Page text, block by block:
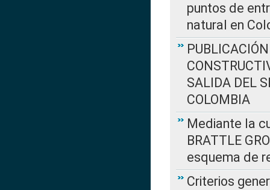
puntos de
natural en
SALIDA DEL
COLOMBIA
Mediante la
BRATTLE
esquema de
Criterios